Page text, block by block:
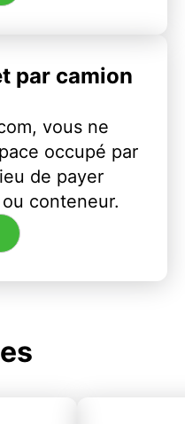
par camion
vous ne
occupé par
de payer
conteneur.